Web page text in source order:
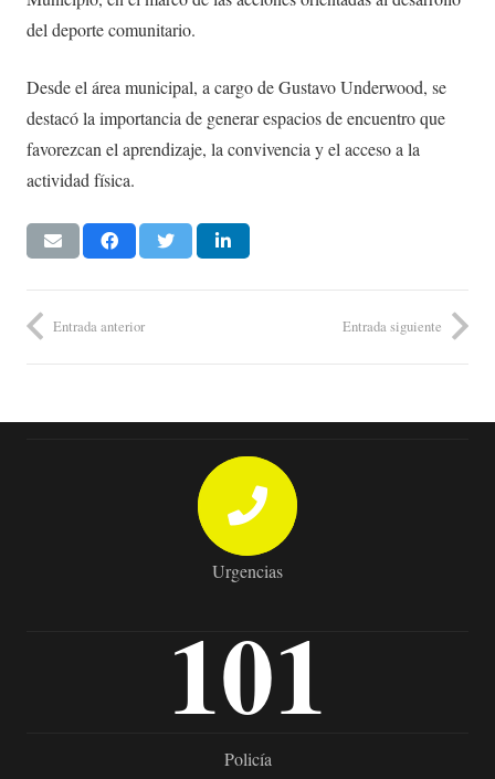
del deporte comunitario.
Desde el área municipal, a cargo de Gustavo Underwood, se
destacó la importancia de generar espacios de encuentro que
favorezcan el aprendizaje, la convivencia y el acceso a la
actividad física.
Entrada anterior Entrada siguiente
Urgencias
101
Policía